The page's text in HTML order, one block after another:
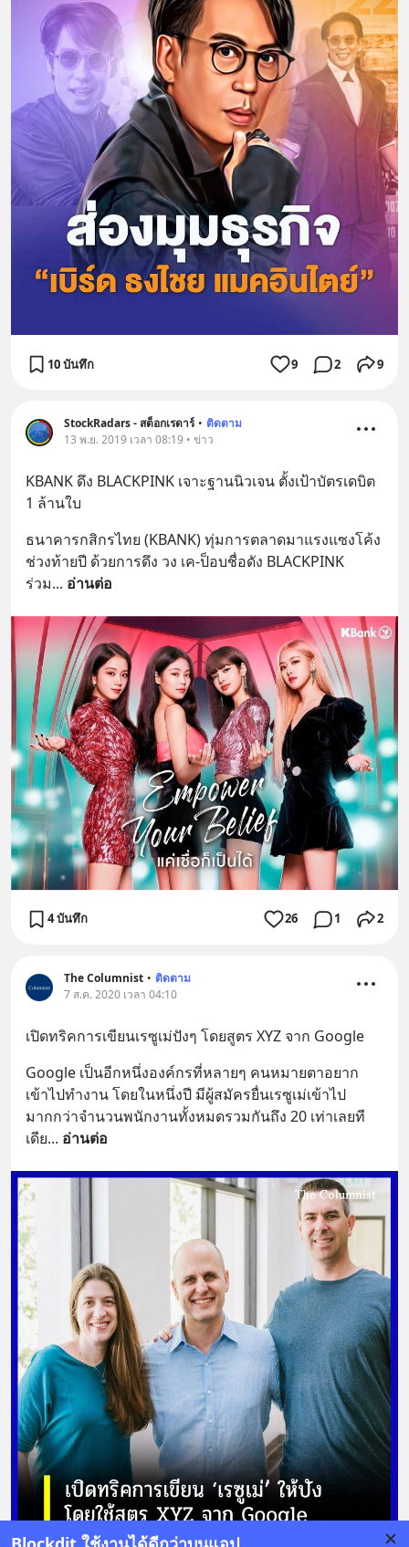
10 บันทึก 9 2 9
StockRadars - สต็อกเรดาร์ • ติดตาม
13 พ.ย. 2019 เวลา 08:19 • ข่าว
KBANK ดึง BLACKPINK เจาะฐานนิวเจน ตั้งเป้าบัตรเดบิต
1 ล้านใบ
ธนาคารกสิกรไทย (KBANK) ทุ่มการตลาดมาแรงแซงโค้ง
ช่วงท้ายปี ด้วยการดึง วง เค-ป็อบชื่อดัง BLACKPINK
ร่วม... อ่านต่อ
4 บันทึก 26 1 2
The Columnist • ติดตาม
7 ส.ค. 2020 เวลา 04:10
เปิดทริคการเขียนเรซูเม่ปังๆ โดยสูตร XYZ จาก Google
Google เป็นอีกหนึ่งองค์กรที่หลายๆ คนหมายตาอยาก
เข้าไปทำงาน โดยในหนึ่งปี มีผู้สมัครยื่นเรซูเม่เข้าไป
มากกว่าจำนวนพนักงานทั้งหมดรวมกันถึง 20 เท่าเลยที
เดีย... อ่านต่อ